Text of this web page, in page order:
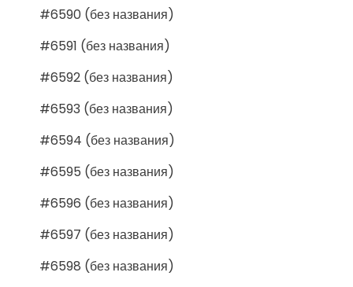
#6590 (без названия)
#6591 (без названия)
#6592 (без названия)
#6593 (без названия)
#6594 (без названия)
#6595 (без названия)
#6596 (без названия)
#6597 (без названия)
#6598 (без названия)